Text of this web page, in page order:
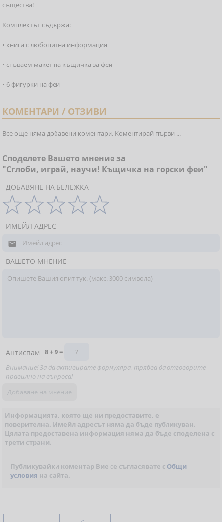
същества!
Комплектът съдържа:
• книга с любопитна информация
• сгъваем макет на къщичка за феи
• 6 фигурки на феи
КОМЕНТАРИ / ОТЗИВИ
Все още няма добавени коментари. Коментирай първи ...
Споделете Вашето мнение за
"Сглоби, играй, научи! Къщичка на горски феи"
ДОБАВЯНЕ НА БЕЛЕЖКА
ИМЕЙЛ АДРЕС

ВАШЕТО МНЕНИЕ
Антиспам
8 + 9 =
Внимание! За да активирате формуляра, трябва да отговорите
правилно на въпроса!
Информацията, която ще ни предоставите, е
поверителна. Имейл адресът няма да бъде публикуван.
Цялата предоставена информация няма да бъде споделена с
трети страни.
Публикувайки коментар Вие се съгласявате с Общи
условия на сайта.